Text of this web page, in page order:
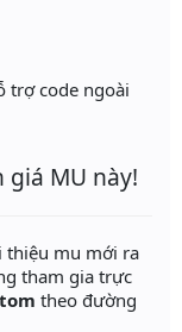
trợ code ngoài
giá MU này!
thiệu mu mới ra
tham gia trực
theo đường